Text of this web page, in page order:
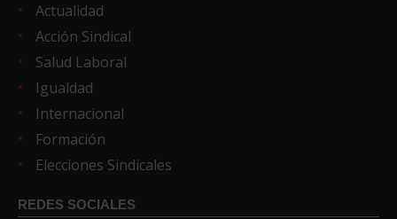
Actualidad
Acción Sindical
Salud Laboral
Igualdad
Internacional
Formación
Elecciones Sindicales
REDES SOCIALES